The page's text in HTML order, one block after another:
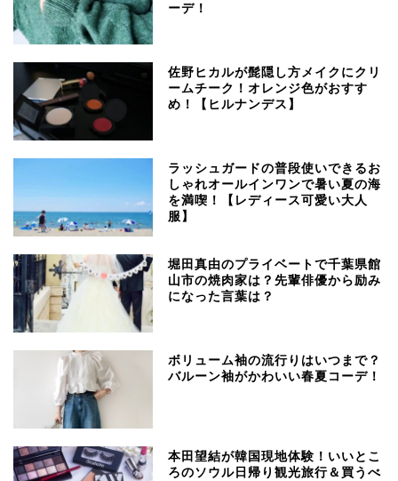
ーデ！
佐野ヒカルが髭隠し方メイクにクリ
ームチーク！オレンジ色がおすす
め！【ヒルナンデス】
ラッシュガードの普段使いできるお
しゃれオールインワンで暑い夏の海
を満喫！【レディース可愛い大人
服】
堀田真由のプライベートで千葉県館
山市の焼肉家は？先輩俳優から励み
になった言葉は？
ボリューム袖の流行りはいつまで？
バルーン袖がかわいい春夏コーデ！
本田望結が韓国現地体験！いいとこ
ろのソウル日帰り観光旅行＆買うべ